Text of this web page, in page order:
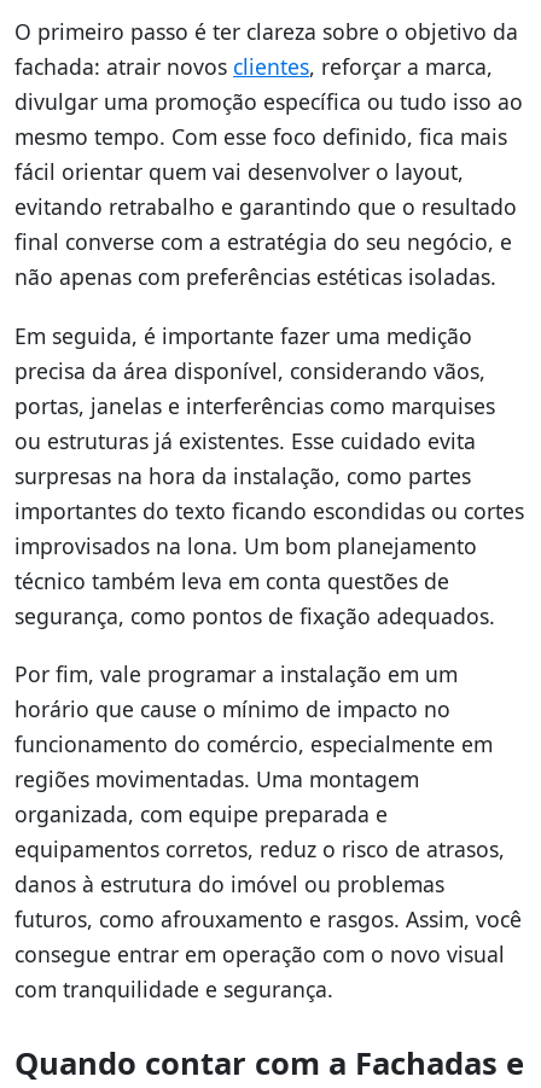
O primeiro passo é ter clareza sobre o objetivo da
fachada: atrair novos clientes, reforçar a marca,
divulgar uma promoção específica ou tudo isso ao
mesmo tempo. Com esse foco definido, fica mais
fácil orientar quem vai desenvolver o layout,
evitando retrabalho e garantindo que o resultado
final converse com a estratégia do seu negócio, e
não apenas com preferências estéticas isoladas.
Em seguida, é importante fazer uma medição
precisa da área disponível, considerando vãos,
portas, janelas e interferências como marquises
ou estruturas já existentes. Esse cuidado evita
surpresas na hora da instalação, como partes
importantes do texto ficando escondidas ou cortes
improvisados na lona. Um bom planejamento
técnico também leva em conta questões de
segurança, como pontos de fixação adequados.
Por fim, vale programar a instalação em um
horário que cause o mínimo de impacto no
funcionamento do comércio, especialmente em
regiões movimentadas. Uma montagem
organizada, com equipe preparada e
equipamentos corretos, reduz o risco de atrasos,
danos à estrutura do imóvel ou problemas
futuros, como afrouxamento e rasgos. Assim, você
consegue entrar em operação com o novo visual
com tranquilidade e segurança.
Quando contar com a Fachadas e